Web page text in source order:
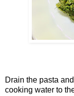
Drain the pasta
cooking water to